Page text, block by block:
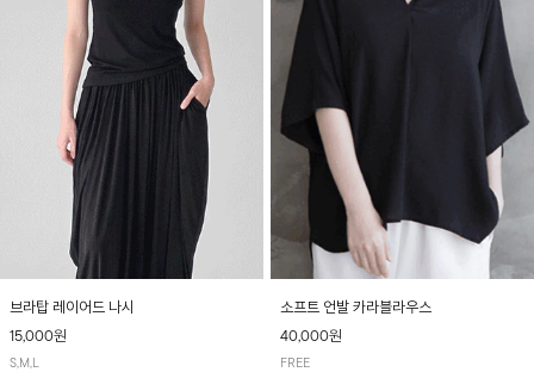
브라탑 레이어드 나시
15,000원
S,M,L
소프트 언발 카라블라우스
40,000원
FREE